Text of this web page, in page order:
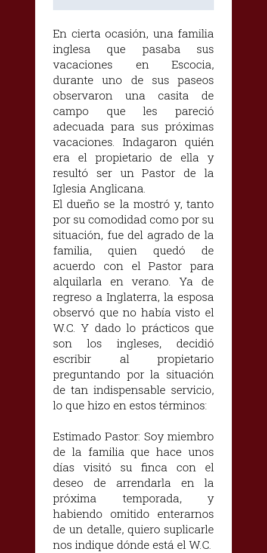
En cierta ocasión, una familia
inglesa que pasaba sus
vacaciones en Escocia,
durante uno de sus paseos
observaron una casita de
campo que les pareció
adecuada para sus próximas
vacaciones. Indagaron quién
era el propietario de ella y
resultó ser un Pastor de la
Iglesia Anglicana.
El dueño se la mostró y, tanto
por su comodidad como por su
situación, fue del agrado de la
familia, quien quedó de
acuerdo con el Pastor para
alquilarla en verano. Ya de
regreso a Inglaterra, la esposa
observó que no había visto el
W.C. Y dado lo prácticos que
son los ingleses, decidió
escribir al propietario
preguntando por la situación
de tan indispensable servicio,
lo que hizo en estos términos:
Estimado Pastor: Soy miembro
de la familia que hace unos
días visitó su finca con el
deseo de arrendarla en la
próxima temporada, y
habiendo omitido enterarnos
de un detalle, quiero suplicarle
nos indique dónde está el W.C.